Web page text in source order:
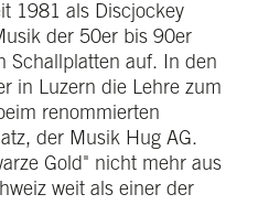
1981 als Discjockey
der 50er bis 90er
Schallplatten auf. In den
in Luzern die Lehre zum
renommierten
der Musik Hug AG.
Gold" nicht mehr aus
weit als einer der